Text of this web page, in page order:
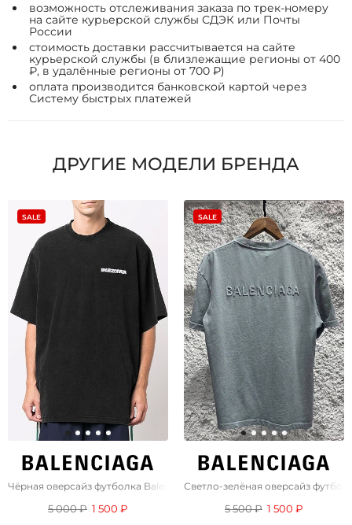
возможность отслеживания заказа по трек-номеру
на сайте курьерской службы СДЭК или Почты
России
стоимость доставки рассчитывается на сайте
курьерской службы (в близлежащие регионы от 400
₽, в удалённые регионы от 700 ₽)
оплата производится банковской картой через
Систему быстрых платежей
ДРУГИЕ МОДЕЛИ БРЕНДА
SALE
Чёрная оверсайз футболка Balenciaga
5 000 ₽ 1 500 ₽
SALE
Светло-зелёная оверсайз
5 500 ₽ 1 500 ₽